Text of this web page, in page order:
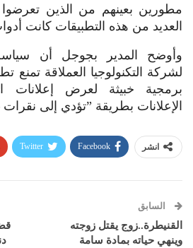
مطورين بعينهم من الذين
العديد من هذه التطبيقات كانت
وأوضح المدير بجوجل أن سياسة
لشركة التكنولوجيا العملاقة تمنع
برمجية خبيثة لعرض إعلانات
الإعلانات بطريقة ”تؤدي إلى
انشر Facebook
Twitter
السابق
القنيطرة..زوج يقتل زوجته
وينهي حياته بمادة سامة